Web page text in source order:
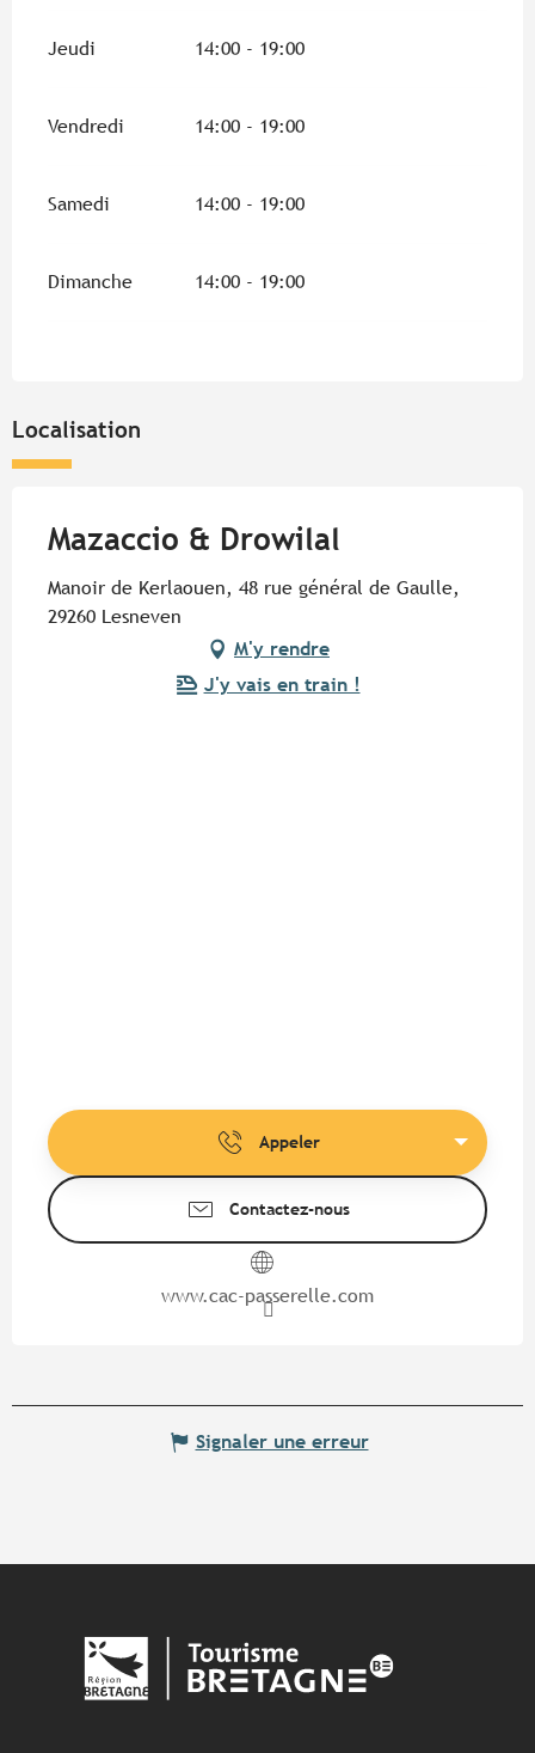
Jeudi 14:00 - 19:00
Vendredi 14:00 - 19:00
Samedi 14:00 - 19:00
Dimanche 14:00 - 19:00
Localisation
Mazaccio & Drowilal
Manoir de Kerlaouen, 48 rue général de Gaulle,
29260 Lesneven
M'y rendre
J'y vais en train !
Appeler
Contactez-nous
www.cac-passerelle.com
Signaler une erreur